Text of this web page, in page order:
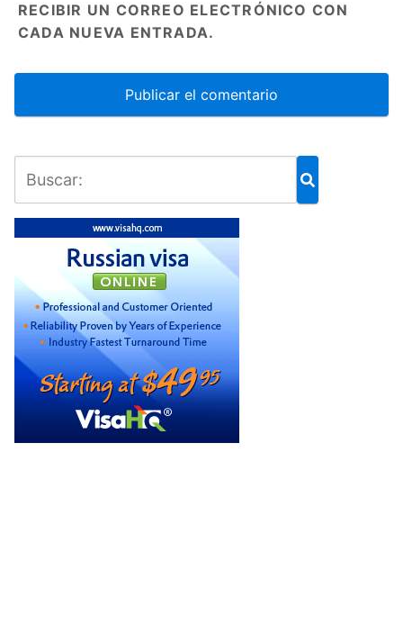
RECIBIR UN CORREO ELECTRÓNICO CON
CADA NUEVA ENTRADA.